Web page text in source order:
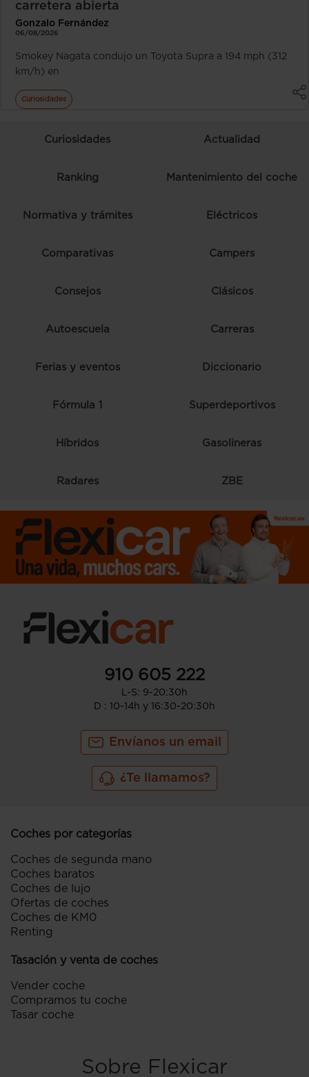
carretera abierta
Gonzalo Fernández
06/08/2026
Smokey Nagata condujo un Toyota Supra a 194 mph (312
km/h) en
Curiosidades
Curiosidades Actualidad
Ranking Mantenimiento del coche
Normativa y trámites Eléctricos
Comparativas Campers
Consejos Clásicos
Autoescuela Carreras
Ferias y eventos Diccionario
Fórmula 1 Superdeportivos
Híbridos Gasolineras
Radares ZBE
910 605 222
L-S: 9-20:30h
D : 10-14h y 16:30-20:30h
Envíanos un email
¿Te llamamos?
Coches por categorías
Coches de segunda mano
Coches baratos
Coches de lujo
Ofertas de coches
Coches de KM0
Renting
Tasación y venta de coches
Vender coche
Compramos tu coche
Tasar coche
Sobre Flexicar